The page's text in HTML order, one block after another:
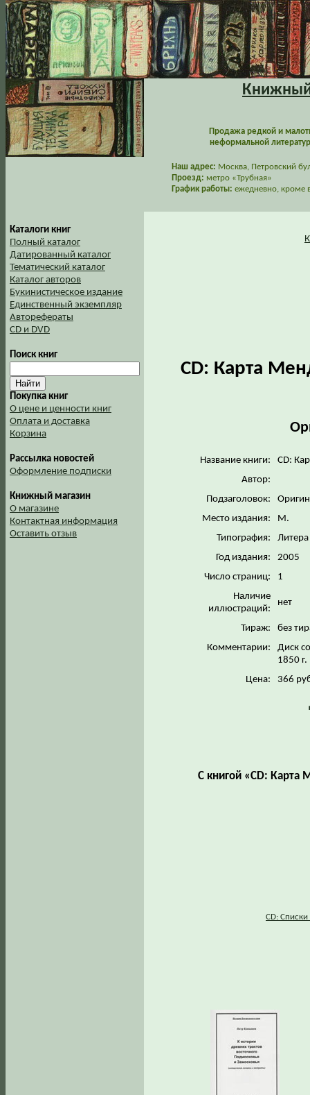
Книжный
Продажа редкой и
неформальной
Наш адрес: Москва, Петровский
Проезд: метро «Трубная»
График работы: ежедневно, кроме
Каталоги книг
Полный каталог
Датированный каталог
Тематический каталог
Каталог авторов
Букинистическое издание
Единственный экземпляр
Авторефераты
CD и DVD
Поиск книг
Покупка книг
О цене и ценности книг
Оплата и доставка
Корзина
Рассылка новостей
Оформление подписки
Книжный магазин
О магазине
Контактная информация
Оставить отзыв
CD: Карта
Название книги:
CD:
Автор:
Подзаголовок:
Место издания:
М.
Типография:
Год издания:
2005
Число страниц:
1
Наличие
иллюстраций:
нет
Тираж:
без
Комментарии:
Диск
1850 г.
Цена:
366
С книгой «CD: Карта
СD: